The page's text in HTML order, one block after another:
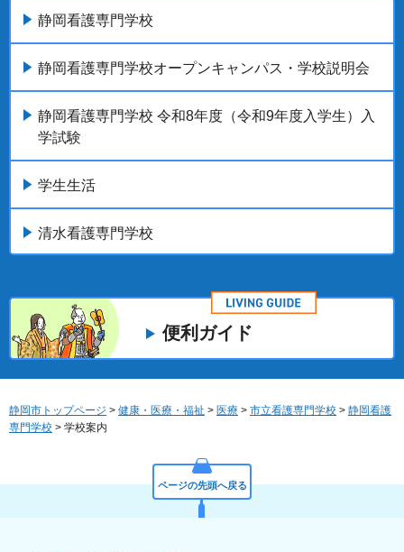
静岡看護専門学校
静岡看護専門学校オープンキャンパス・学校説明会
静岡看護専門学校 令和8年度（令和9年度入学生）入
学試験
学生生活
清水看護専門学校
便利ガイド
静岡市トップページ > 健康・医療・福祉 > 医療 > 市立看護専門学校 > 静岡看護
専門学校 > 学校案内
ページの先頭へ戻る